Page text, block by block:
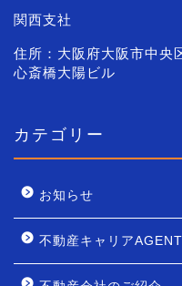
関西支社
住所：大阪府大阪市中央
心斎橋大陽ビル
カテゴリー
お知らせ
不動産キャリア